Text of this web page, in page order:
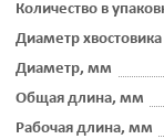
Количество в
Диаметр хвостовика
Диаметр, мм
Общая длина, мм
Рабочая длина, мм